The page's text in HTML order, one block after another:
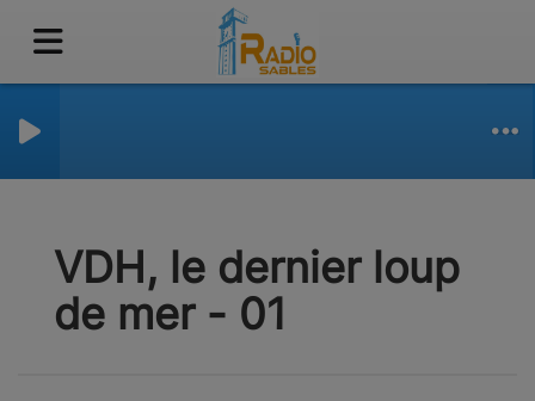
VDH, le dernier loup
de mer - 01